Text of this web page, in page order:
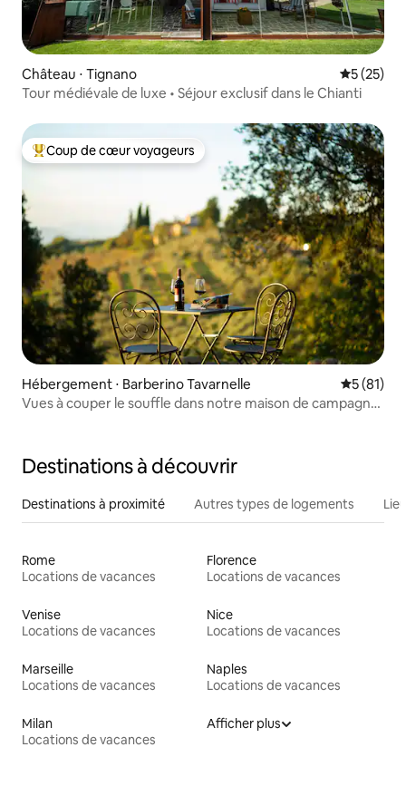
Château ⋅ Tignano
5 (25)
Tour médiévale de luxe • Séjour exclusif dans le Chianti
Coups de cœur voyageurs les plus appréciés
Coup de cœur voyageurs
Hébergement ⋅ Barberino Tavarnelle
5 (81)
Vues à couper le souffle dans notre maison de campagne
Destinations à découvrir
Destinations à proximité Autres types de logements
Rome
Locations de vacances
Florence
Locations de vacances
Venise
Locations de vacances
Nice
Locations de vacances
Marseille
Locations de vacances
Naples
Locations de vacances
Milan
Locations de vacances
Afficher plus